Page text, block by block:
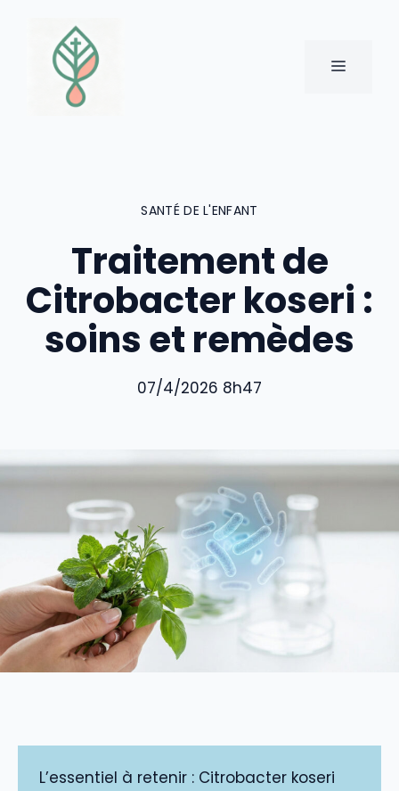
contenu
MENU
SANTÉ DE L'ENFANT
Traitement de
Citrobacter koseri :
soins et remèdes
07/4/2026 8h47
L’essentiel à retenir : Citrobacter koseri